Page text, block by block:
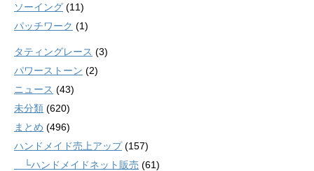
ソーイング (11)
パッチワーク (1)
タティングレース (3)
パワーストーン (2)
ニュース (43)
未分類 (620)
まとめ (496)
ハンドメイド売上アップ(157)
└ハンドメイドネット販売 (61)